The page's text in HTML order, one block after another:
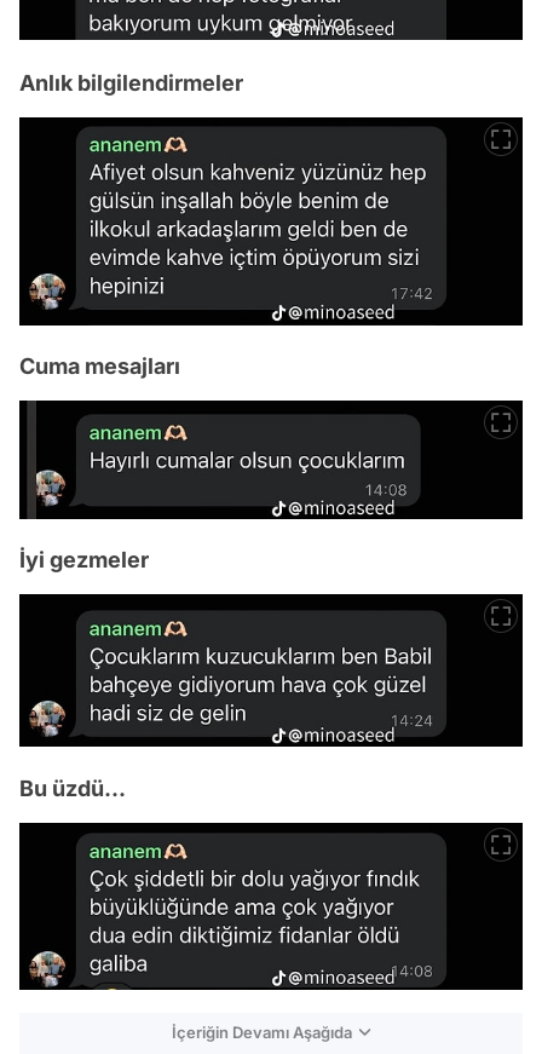
Anlık bilgilendirmeler
Cuma mesajları
İyi gezmeler
Bu üzdü...
İçeriğin Devamı Aşağıda